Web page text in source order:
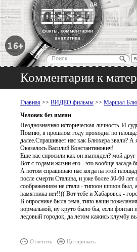
Комментарии к
Главная >> ВИДЕО фильмы >> Маршал
Человек без имени
Неоднозначная историческая личность. И
Помню, в прошлом году проходил по
далее.Спрашивает нас как Блюхера звали? А
Оказалось Василий Константинович!
Еще нас спросили как он выглядел? мой
Вот с годами жизни его - это вообще засада
А потом спрашиваю нас когда на этой
после смерти Сталина, и уже более 50-60
соображениям не стали - типоон шпион был,
памятника нет!!(( Вот тебе и Хабаровск -
В опроснике была тема, типо ваши
нормальной, ну круто было бы, если фонтан
ледовый городок, да летом кажись клумбу
Ответить Цитировать